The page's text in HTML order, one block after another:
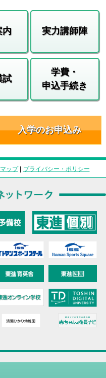
内 実力講師陣
試
学費・
申込手続き
入学のお申込み
ップ| プライバシー・ポリシー